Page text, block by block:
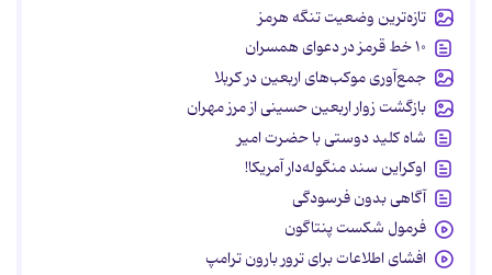
تازه‌ترین وضعیت تنگه هرمز
۱۰ خط قرمز در دعوای همسران
جمع‌آوری موکب‌های اربعین در کربلا
بازگشت زوار اربعین حسینی از مرز مهران
شاه کلید دوستی با حضرت امیر
اوکراین سند منگوله‌دار آمریکا!
آگاهی بدون فرسودگی
فرمول شکست پنتاگون
افشای اطلاعات برای ترور بارون ترامپ